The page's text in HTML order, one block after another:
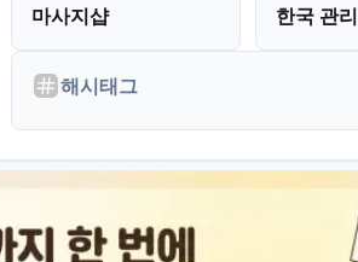
마사지샵
한국 관리
해시태그